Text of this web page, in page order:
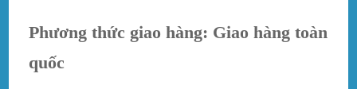
Phương thức giao hàng: Giao hàng toàn
quốc